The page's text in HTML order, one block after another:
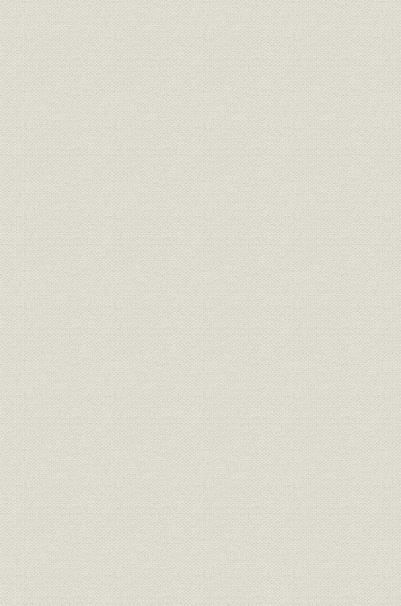
製品
焦土からの出発と高度成長の軌
跡 1946●昭和21年→昭和46年
●1971
昭和21年
(1962年)頃
技術
焦土からの出発と高度成長の軌
跡 1946●昭和21年→昭和46年
●1971
昭和36年
(1971年)
技術
「モートルの明電」から「パワ
ートロニクスの明電」へ 1972●
昭和47年→平成元年●1989
昭和46年
(1972年)